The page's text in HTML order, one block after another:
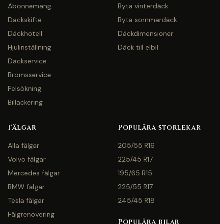
Abonnemang
Däckskifte
Däckhotell
Hjulinställning
Däckservice
Bromsservice
Felsökning
Billackering
Byta vinterdäck
Byta sommardäck
Däckdimensioner
Däck till elbil
Fälgar
Alla fälgar
Volvo fälgar
Mercedes fälgar
BMW fälgar
Tesla fälgar
Fälgrenovering
Populära storlekar
205/55 R16
225/45 R17
195/65 R15
225/55 R17
245/45 R18
Populära bilar